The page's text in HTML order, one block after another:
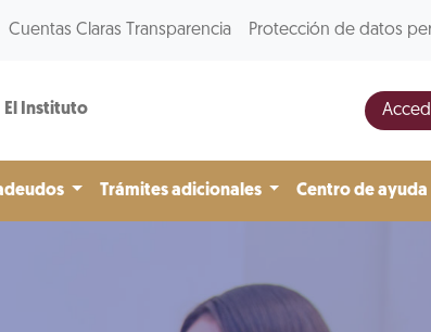
Cuentas Claras Transparencia Protección de datos
El Instituto
Trámites adicionales Centro de ayuda